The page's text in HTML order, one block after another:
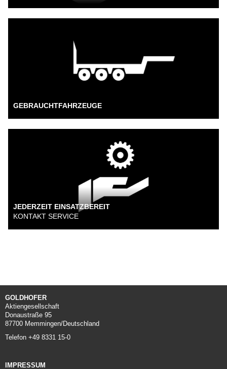
GEBRAUCHTFAHRZEUGE
JEDERZEIT EINSATZBEREIT
KONTAKT SERVICE
GOLDHOFER
Aktiengesellschaft
Donaustraße 95
87700 Memmingen/Deutschland
Telefon +49 8331 15-0
IMPRESSUM